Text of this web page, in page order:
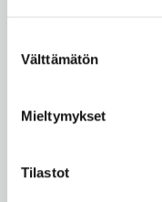
valinta
Välttämätön
Mieltymykset
Tilastot
Nouseeko
Tuleeko
Miksi se on